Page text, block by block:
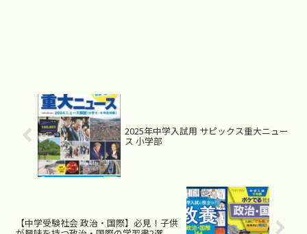
2025年中学入試用 サピックス重大ニュー
ス 小学部
【中学受験社会 政治・国際】必見！子供